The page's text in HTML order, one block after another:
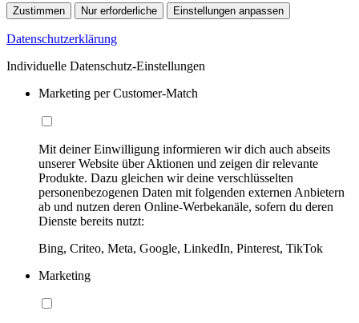
Zustimmen Nur erforderliche Einstellungen anpassen
Datenschutzerklärung
Individuelle Datenschutz-Einstellungen
Marketing per Customer-Match
Mit deiner Einwilligung informieren wir dich auch abseits
unserer Website über Aktionen und zeigen dir relevante
Produkte. Dazu gleichen wir deine verschlüsselten
personenbezogenen Daten mit folgenden externen Anbietern
ab und nutzen deren Online-Werbekanäle, sofern du deren
Dienste bereits nutzt:
Bing, Criteo, Meta, Google, LinkedIn, Pinterest, TikTok
Marketing